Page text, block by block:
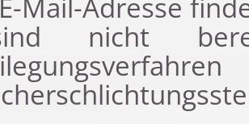
Mail-Adresse
nicht